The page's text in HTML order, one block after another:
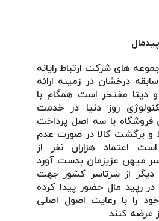
های شرکت ارتباط رایانه
درخشان در زمینه ارائه
دیتا مفتخر است همگام با
روز دنیا در خدمت
فروشگاه با سه اصل پرداخت
و برگشت کالا در صورت عدم
اعتماد هزاران نفر از
میهن عزیزمان بدست آورد
از سرتاسر کشور جهت
رپید مال حضور پیدا کرده
خود را با رعایت اصول اصلی
عرضه کنند